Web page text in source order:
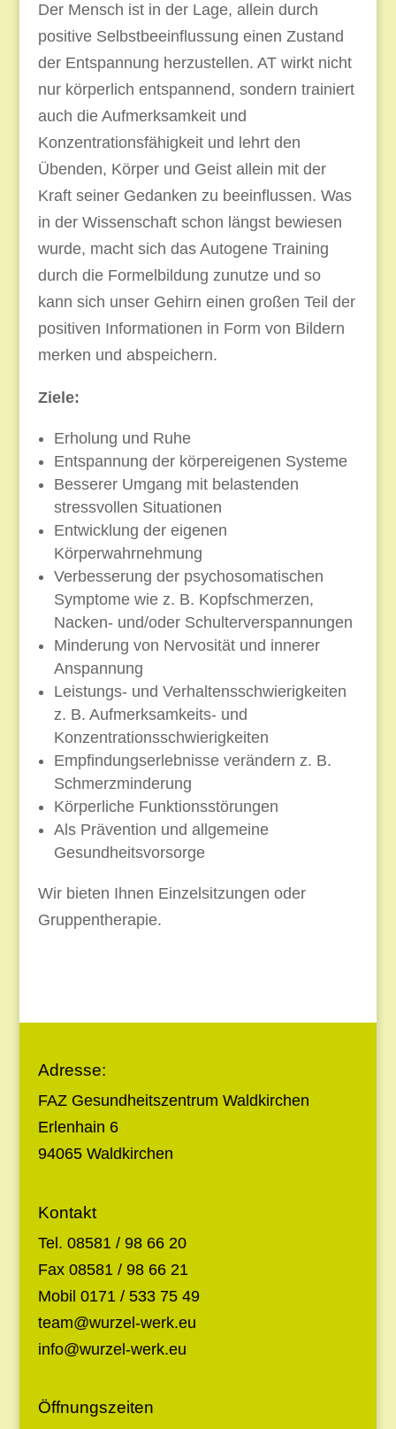
Der Mensch ist in der Lage, allein durch
positive Selbstbeeinflussung einen Zustand
der Entspannung herzustellen. AT wirkt nicht
nur körperlich entspannend, sondern trainiert
auch die Aufmerksamkeit und
Konzentrationsfähigkeit und lehrt den
Übenden, Körper und Geist allein mit der
Kraft seiner Gedanken zu beeinflussen. Was
in der Wissenschaft schon längst bewiesen
wurde, macht sich das Autogene Training
durch die Formelbildung zunutze und so
kann sich unser Gehirn einen großen Teil der
positiven Informationen in Form von Bildern
merken und abspeichern.
Ziele:
Erholung und Ruhe
Entspannung der körpereigenen Systeme
Besserer Umgang mit belastenden
stressvollen Situationen
Entwicklung der eigenen
Körperwahrnehmung
Verbesserung der psychosomatischen
Symptome wie z. B. Kopfschmerzen,
Nacken- und/oder Schulterverspannungen
Minderung von Nervosität und innerer
Anspannung
Leistungs- und Verhaltensschwierigkeiten
z. B. Aufmerksamkeits- und
Konzentrationsschwierigkeiten
Empfindungserlebnisse verändern z. B.
Schmerzminderung
Körperliche Funktionsstörungen
Als Prävention und allgemeine
Gesundheitsvorsorge
Wir bieten Ihnen Einzelsitzungen oder
Gruppentherapie.
Adresse:
FAZ Gesundheitszentrum Waldkirchen
Erlenhain 6
94065 Waldkirchen
Kontakt
Tel. 08581 / 98 66 20
Fax 08581 / 98 66 21
Mobil 0171 / 533 75 49
team@wurzel-werk.eu
info@wurzel-werk.eu
Öffnungszeiten